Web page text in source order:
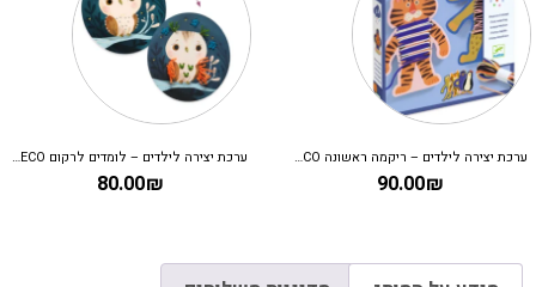
ערכת יצירה לילדים – ריקמה ראשונה DJECO
90.00₪
ערכת יצירה לילדים – לומדים לרקום DJECO
80.00₪